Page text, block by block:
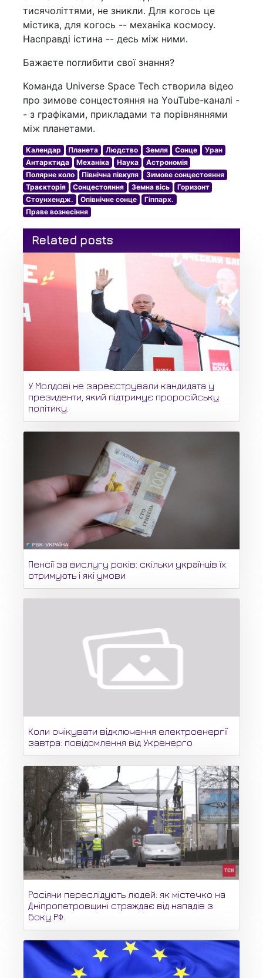
тисячоліттями, не зникли. Для когось це
містика, для когось -- механіка космосу.
Насправді істина -- десь між ними.
Бажаєте поглибити свої знання?
Команда Universe Space Tech створила відео
про зимове сонцестояння на YouTube-каналі -
- з графіками, прикладами та порівняннями
між планетами.
Календар Планета Людство Земля Сонце
Уран
Антарктида
Механіка Наука
Астрономія
Полярне коло
Північна півкуля
Зимове сонцестояння
Траєкторія
Сонцестояння Земна вісь
Горизонт
Стоунхендж.
Опівнічне сонце
Гіппарх.
Праве вознесіння
Related posts
У Молдові не зареєстрували кандидата у
президенти, який підтримує проросійську
політику.
Пенсії за вислугу років: скільки українців їх
отримують і які умови
Коли очікувати відключення електроенергії
завтра: повідомлення від Укренерго
Росіяни переслідують людей: як містечко на
Дніпропетровщині страждає від нападів з
боку РФ.